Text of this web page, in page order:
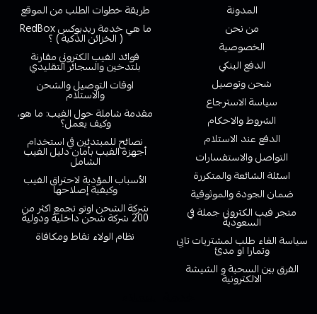
المدونة
من نحن
الخصوصية
الدفع البنكي
شحن وتوصيل
سياسة الاسترجاع
الشروط والاحكام
الدفع عند الاستلام
التواصل والاستفسارات
اسئلة الشائعة والمتكررة
ضمان الجودة والموثوقية
متجر فيب الكتروني جملة في
السعودية
سياسة الغاء طلب لمشتريات تابي
وتمارا او مدئ
الفرق بين السحبة و الشيشة
الالكترونية
طريقة خطوات الطلب من الموقع
ما هي خدمة ريدبوكس RedBox
( الخزائن الذكية ) ؟
فوائد الفيب الكتروني مقارنة
بلتدخين والسجائر التقليدي
اوقات التوصيل والشحن
والاستلام
مقدمة شاملة حول الفيب: ما هو،
وكيف يعمل؟
نصائح للمبتدئين في استخدام
أجهزة الفيب بأمان دليل الفيب
الشامل
الأسباب المؤدية لاحتراق الفيب
وكيفية إصلاحها
شركة الشحن اوتو تجمع اكثر من
200 شركة شحن داخلية ودولية
نظام الولاء نقاط ومكافاة